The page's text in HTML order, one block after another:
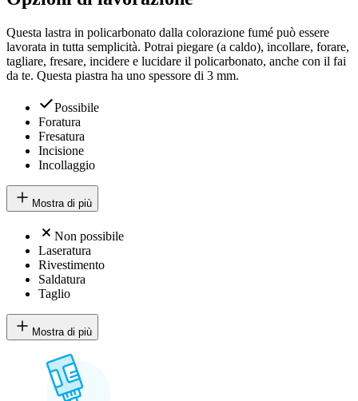
Questa lastra in policarbonato dalla colorazione fumé può essere
lavorata in tutta semplicità. Potrai piegare (a caldo), incollare, forare,
tagliare, fresare, incidere e lucidare il policarbonato, anche con il fai
da te. Questa piastra ha uno spessore di 3 mm.
Possibile
Foratura
Fresatura
Incisione
Incollaggio
Mostra di più
Non possibile
Laseratura
Rivestimento
Saldatura
Taglio
Mostra di più